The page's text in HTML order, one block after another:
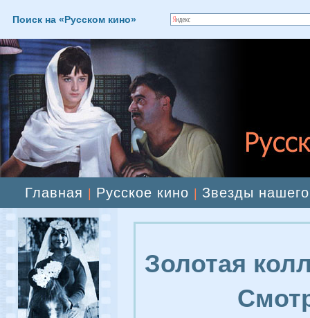
Поиск на «Русском кино»
Главная Русское кино Звезды
Золотая